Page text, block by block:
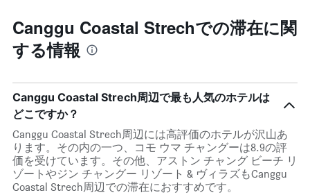
Canggu Coastal Strechでの滞在に関
する情報
Canggu Coastal Strech周辺で最も人気のホテルは
どこですか？
Canggu Coastal Strech周辺には高評価のホテルが沢山あ
ります。その内の一つ、コモ ウマ チャングーは8.9の評
価を受けています。その他、アストン チャング ビーチ リ
ゾートやジン チャングー リゾート & ヴィラズもCanggu
Coastal Strech周辺での滞在におすすめです。